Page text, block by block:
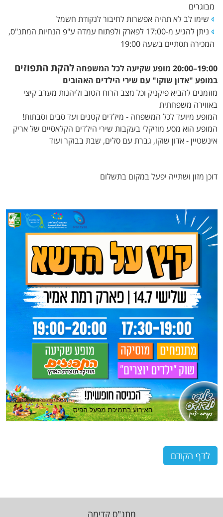
מבוגרים
שימו לב לא תהיה אפשרות לחיבור לנקודת חשמל
ניתן להגיע מ-17:00 לפארק ולפתוח עמדה ע"פ הנחיות המתנ"ס,
המכירה תסתיים בשעה 19:00
19:00–20:00 מופע שקיעה לכל המשפחה להקת התפוזים
במופע "אדון שוקו" עם שירי הילדים האהובים
מוזמנים להביא פיקניק וכל מצב הרוח הטוב וליהנות מערב קיצי
באווירה משפחתית
המופע מיועד לכל המשפחה - מילדים קטנים ועד סבים וסבתות!
המופע הוא מסע מוזיקלי בעקבות שירי הילדים הקלאסיים של אריק
אינשטיין - אדון שוקו, גברת עם סלים, שבת בבוקר ועוד
דוכן מזון ושתייה יפעל במקום בתשלום
לדף הקודם
מתנ"ס קדימה